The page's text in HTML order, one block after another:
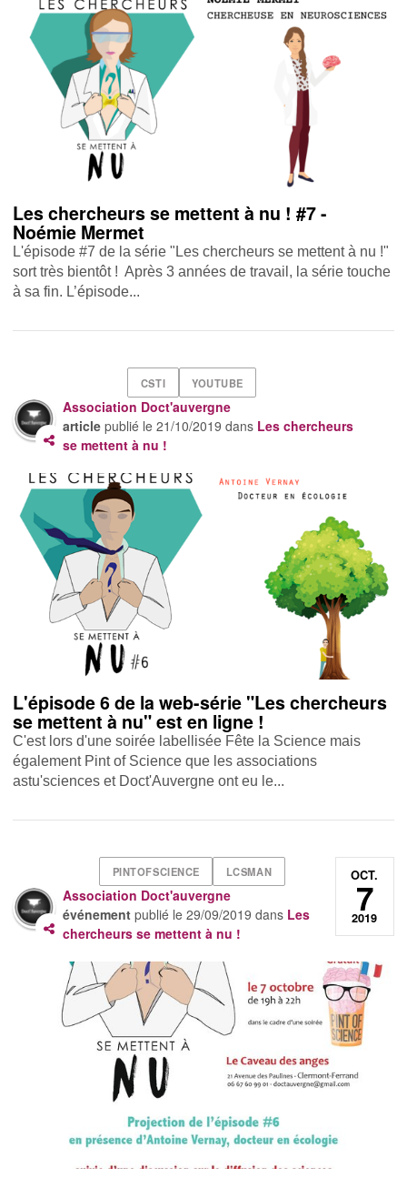
Les chercheurs se mettent à nu ! #7 -
Noémie Mermet
L'épisode #7 de la série "Les chercheurs se mettent à nu !"
sort très bientôt ! Après 3 années de travail, la série touche
à sa fin. L’épisode...
CSTI YOUTUBE
Association Doct'auvergne
article publié le21/10/2019 dans Les chercheurs
se mettent à nu !
L'épisode 6 de la web-série "Les chercheurs
se mettent à nu" est en ligne !
C'est lors d'une soirée labellisée Fête la Science mais
également Pint of Science que les associations
astu'sciences et Doct'Auvergne ont eu le...
PINTOFSCIENCE LCSMAN
Association Doct'auvergne
événement publié le29/09/2019 dans Les
chercheurs se mettent à nu !
OCT.
7
2019